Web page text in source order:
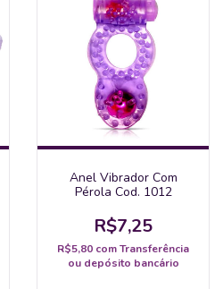
Anel Vibrador Com
Pérola Cod. 1012
R$7,25
R$5,80 comTransferência
ou depósito bancário